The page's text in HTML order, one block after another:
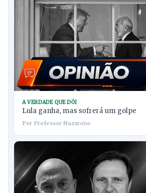
A VERDADE QUE DÓI
Lula ganha, mas sofrerá um golpe
Por Professor Nazareno